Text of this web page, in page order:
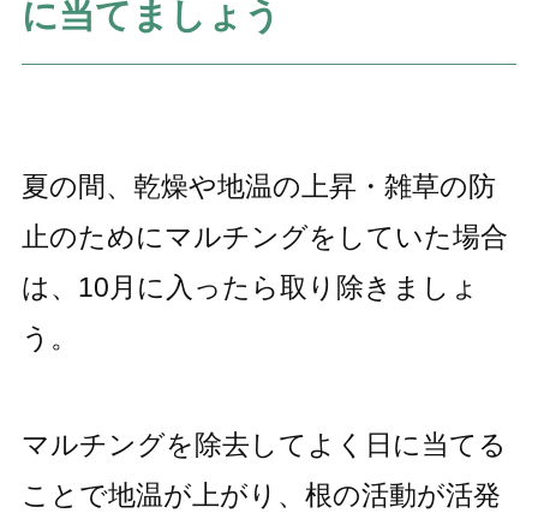
に当てましょう
夏の間、乾燥や地温の上昇・雑草の防
止のためにマルチングをしていた場合
は、10月に入ったら取り除きましょ
う。
マルチングを除去してよく日に当てる
ことで地温が上がり、根の活動が活発